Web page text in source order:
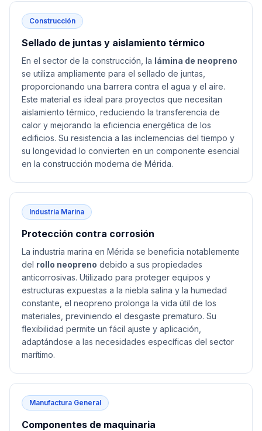
Construcción
Sellado de juntas y aislamiento térmico
En el sector de la construcción, la lámina de neopreno
se utiliza ampliamente para el sellado de juntas,
proporcionando una barrera contra el agua y el aire.
Este material es ideal para proyectos que necesitan
aislamiento térmico, reduciendo la transferencia de
calor y mejorando la eficiencia energética de los
edificios. Su resistencia a las inclemencias del tiempo y
su longevidad lo convierten en un componente esencial
en la construcción moderna de Mérida.
Industria Marina
Protección contra corrosión
La industria marina en Mérida se beneficia notablemente
del rollo neopreno debido a sus propiedades
anticorrosivas. Utilizado para proteger equipos y
estructuras expuestas a la niebla salina y la humedad
constante, el neopreno prolonga la vida útil de los
materiales, previniendo el desgaste prematuro. Su
flexibilidad permite un fácil ajuste y aplicación,
adaptándose a las necesidades específicas del sector
marítimo.
Manufactura General
Componentes de maquinaria